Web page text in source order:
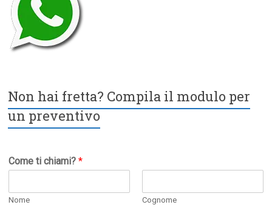
Non hai fretta? Compila il modulo per
un preventivo
Come ti chiami?*
Nome Cognome